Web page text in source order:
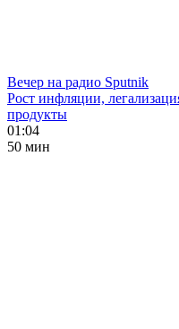
Вечер на радио Sputnik
Рост инфляции,
продукты
01:04
50 мин